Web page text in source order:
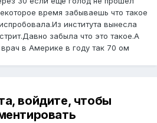
время забываешь что такое
института вынесла
забыла что это такое.А
в Америке в году так 70 ом
войдите, чтобы